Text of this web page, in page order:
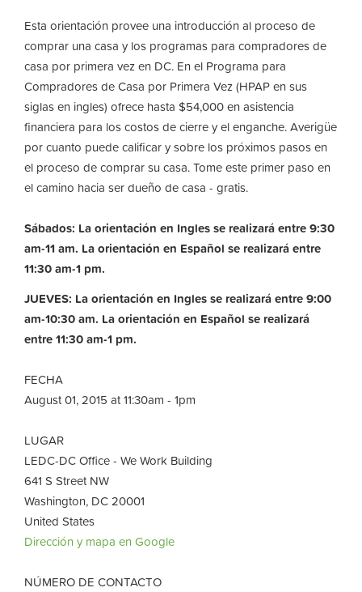
Esta orientación provee una introducción al proceso de
comprar una casa y los programas para compradores de
casa por primera vez en DC. En el Programa para
Compradores de Casa por Primera Vez (HPAP en sus
siglas en ingles) ofrece hasta $54,000 en asistencia
financiera para los costos de cierre y el enganche. Averigüe
por cuanto puede calificar y sobre los próximos pasos en
el proceso de comprar su casa. Tome este primer paso en
el camino hacia ser dueño de casa - gratis.
Sábados: La orientación en Ingles se realizará entre 9:30
am-11 am. La orientación en Español se realizará entre
11:30 am-1 pm.
JUEVES: La orientación en Ingles se realizará entre 9:00
am-10:30 am. La orientación en Español se realizará
entre 11:30 am-1 pm.
FECHA
August 01, 2015 at 11:30am - 1pm
LUGAR
LEDC-DC Office - We Work Building
641 S Street NW
Washington, DC 20001
United States
Dirección y mapa en Google
NÚMERO DE CONTACTO